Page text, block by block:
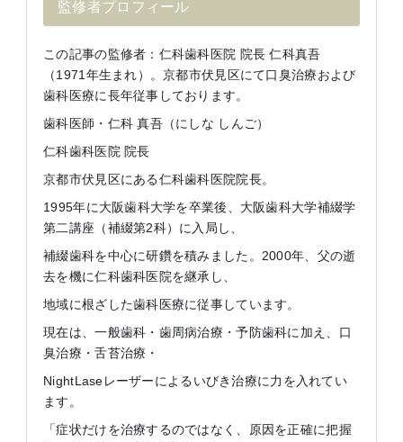
監修者プロフィール
この記事の監修者：仁科歯科医院 院長 仁科真吾
（1971年生まれ）。京都市伏見区にて口臭治療および
歯科医療に長年従事しております。
歯科医師・仁科 真吾（にしな しんご）
仁科歯科医院 院長
京都市伏見区にある仁科歯科医院院長。
1995年に大阪歯科大学を卒業後、大阪歯科大学補綴学
第二講座（補綴第2科）に入局し、
補綴歯科を中心に研鑽を積みました。2000年、父の逝
去を機に仁科歯科医院を継承し、
地域に根ざした歯科医療に従事しています。
現在は、一般歯科・歯周病治療・予防歯科に加え、口
臭治療・舌苔治療・
NightLaseレーザーによるいびき治療に力を入れてい
ます。
「症状だけを治療するのではなく、原因を正確に把握